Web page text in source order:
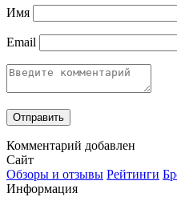
Имя
Email
Комментарий добавлен
Сайт
Обзоры и отзывы Рейтинги
Информация